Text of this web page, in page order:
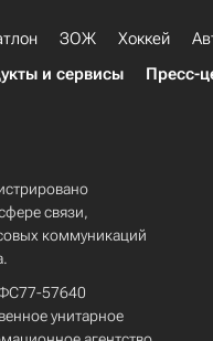
ЗОЖ Хоккей
и сервисы Пресс-
связи,
коммуникаций
57640
унитарное